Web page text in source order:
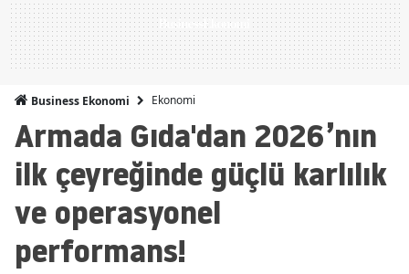
Business Ekonomi Ekonomi
Armada Gıda'dan 2026’nın
ilk çeyreğinde güçlü karlılık
ve operasyonel
performans!